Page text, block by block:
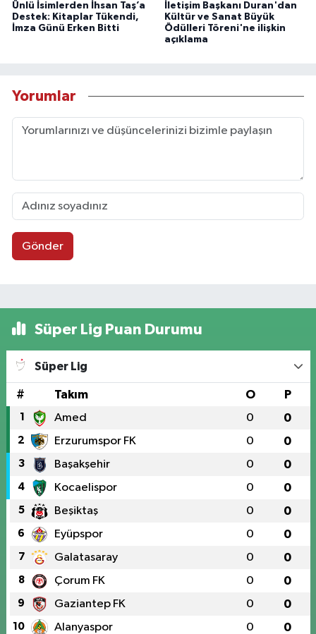
Ünlü İsimlerden İhsan Taş’a
Destek: Kitaplar Tükendi,
İmza Günü Erken Bitti
İletişim Başkanı Duran'dan
Kültür ve Sanat Büyük
Ödülleri Töreni'ne ilişkin
açıklama
Yorumlar
Gönder
Süper Lig Puan Durumu
Süper Lig
# Takım O P
1 Amed 0 0
2 Erzurumspor FK 0 0
3 Başakşehir 0 0
4 Kocaelispor 0 0
5 Beşiktaş 0 0
6 Eyüpspor 0 0
7 Galatasaray 0 0
8 Çorum FK 0 0
9 Gaziantep FK 0 0
10 Alanyaspor 0 0